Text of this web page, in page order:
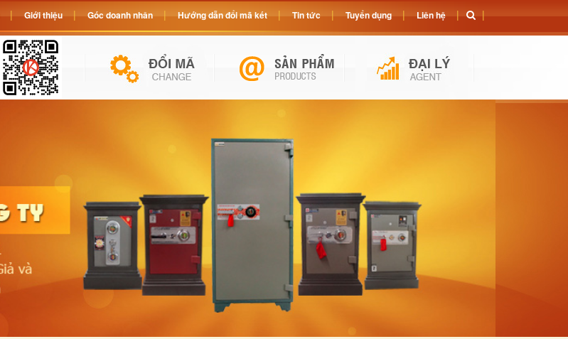
Giới thiệu Góc doanh nhân Hướng dẫn đổi mã két Tin tức Tuyển dụng Liên hệ